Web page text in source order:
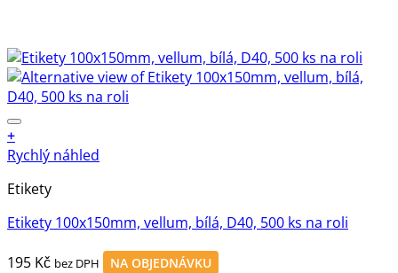
+
Rychlý náhled
Etikety
Etikety 100x150mm, vellum, bílá, D40, 500 ks na roli
195 Kč bez DPH NA OBJEDNÁVKU